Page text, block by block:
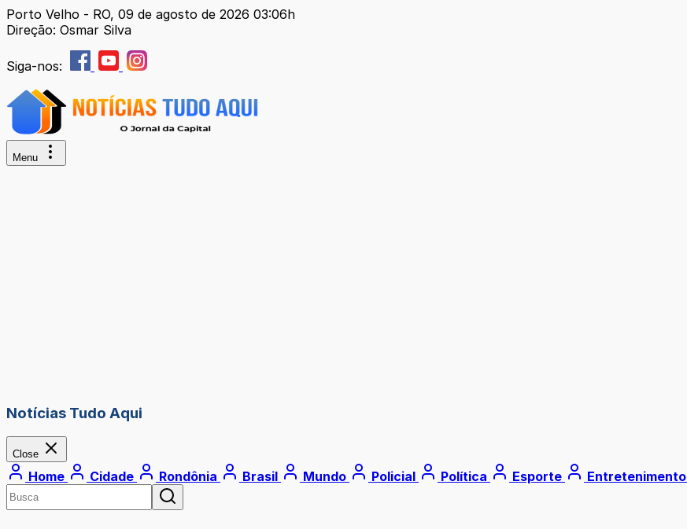
Porto Velho - RO, 09 de agosto de 2026 03:06h
Direção: Osmar Silva
Siga-nos:
Menu
Notícias Tudo Aqui
Close
Home Cidade Rondônia Brasil Mundo Policial Política Esporte Entretenimento